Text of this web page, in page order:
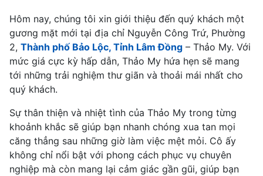
Hôm nay, chúng tôi xin giới thiệu đến quý khách một
gương mặt mới tại địa chỉ Nguyễn Công Trứ, Phường
2, Thành phố Bảo Lộc, Tỉnh Lâm Đồng – Thảo My. Với
mức giá cực kỳ hấp dẫn, Thảo My hứa hẹn sẽ mang
tới những trải nghiệm thư giãn và thoải mái nhất cho
quý khách.
Sự thân thiện và nhiệt tình của Thảo My trong từng
khoảnh khắc sẽ giúp bạn nhanh chóng xua tan mọi
căng thẳng sau những giờ làm việc mệt mỏi. Cô ấy
không chỉ nổi bật với phong cách phục vụ chuyên
nghiệp mà còn mang lại cảm giác gần gũi, giúp bạn